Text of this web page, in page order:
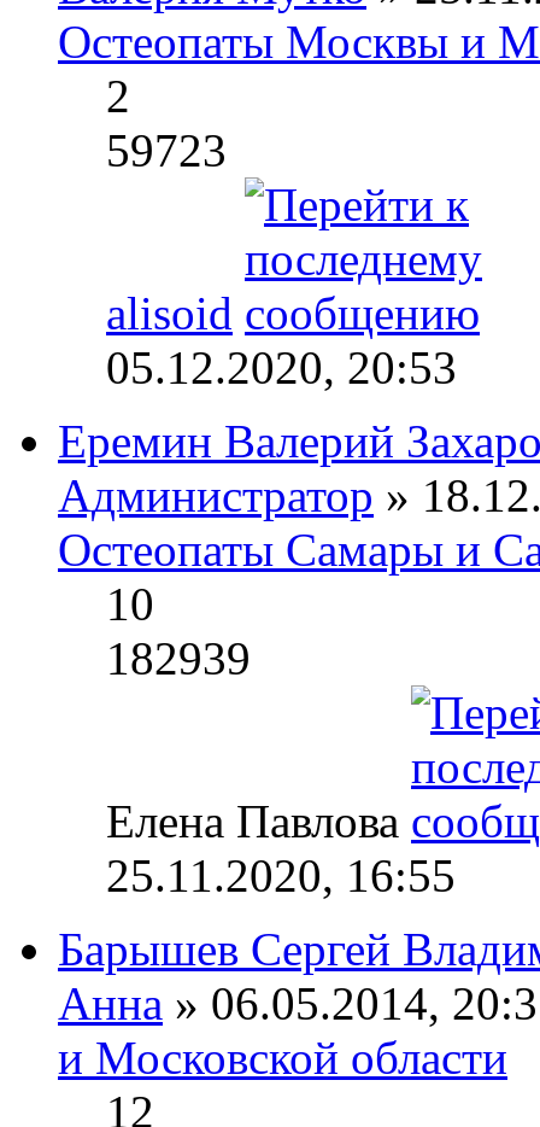
Остеопаты Москвы и
2
59723
alisoid
05.12.2020, 20:53
Еремин Валерий
Администратор »
Остеопаты Самары и
10
182939
Елена Павлова
25.11.2020, 16:55
Барышев Сергей
Анна » 06.05.2014,
и Московской области
12